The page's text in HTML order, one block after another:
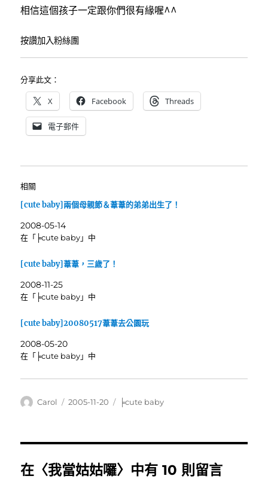
相信這個孩子一定跟你們很有緣喔^^
按讚加入粉絲團
分享此文：
X Facebook Threads
電子郵件
相關
[cute baby]兩個母親節＆葦葦的弟弟出生了！
2008-05-14
在「╞cute baby」中
[cute baby]葦葦，三歲了！
2008-11-25
在「╞cute baby」中
[cute baby]20080517葦葦去公園玩
2008-05-20
在「╞cute baby」中
作
Carol
發
2005-11-20
分
╞cute baby
在〈我當姑姑囉〉中有 10 則留言